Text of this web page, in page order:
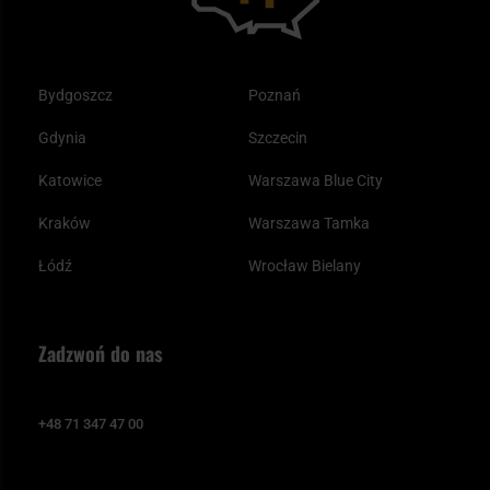
Bydgoszcz
Gdynia
Katowice
Kraków
Łódź
Poznań
Szczecin
Warszawa Blue City
Warszawa Tamka
Wrocław Bielany
Zadzwoń do nas
+48 71 347 47 00